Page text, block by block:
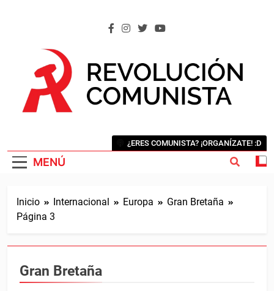
MENÚ
¿ERES COMUNISTA? ¡ORGANÍZATE! :D
Inicio Internacional Europa
Gran Bretaña
Página 3
Gran Bretaña